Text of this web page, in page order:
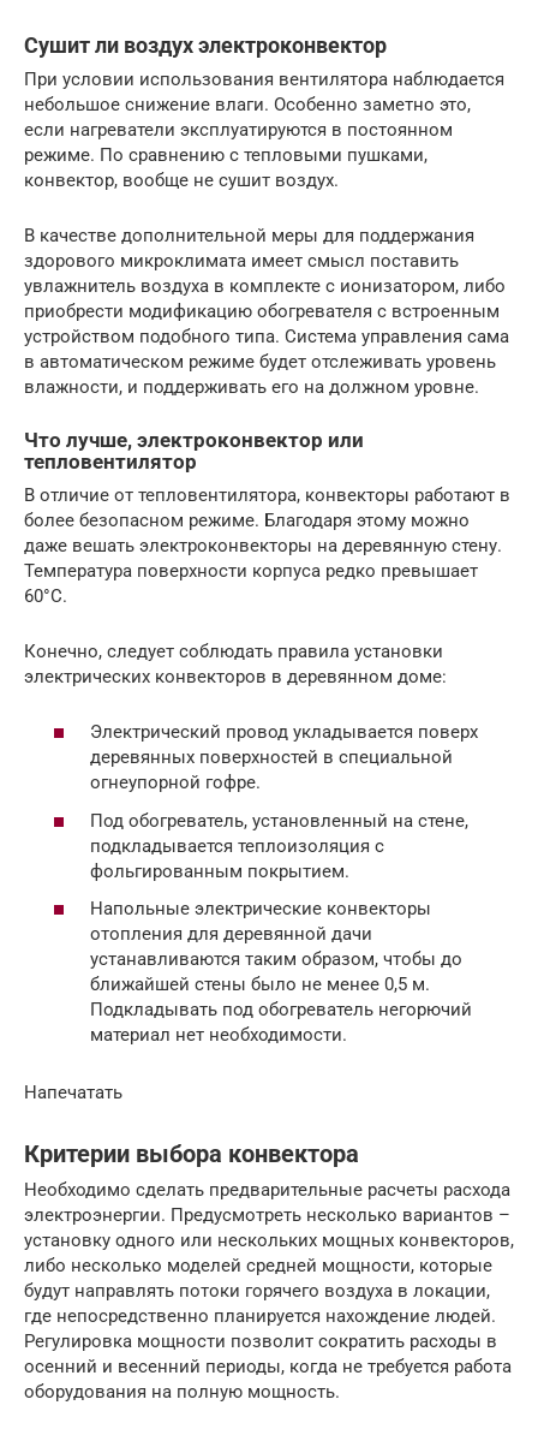
Сушит ли воздух электроконвектор
При условии использования вентилятора наблюдается
небольшое снижение влаги. Особенно заметно это,
если нагреватели эксплуатируются в постоянном
режиме. По сравнению с тепловыми пушками,
конвектор, вообще не сушит воздух.
В качестве дополнительной меры для поддержания
здорового микроклимата имеет смысл поставить
увлажнитель воздуха в комплекте с ионизатором, либо
приобрести модификацию обогревателя с встроенным
устройством подобного типа. Система управления сама
в автоматическом режиме будет отслеживать уровень
влажности, и поддерживать его на должном уровне.
Что лучше, электроконвектор или
тепловентилятор
В отличие от тепловентилятора, конвекторы работают в
более безопасном режиме. Благодаря этому можно
даже вешать электроконвекторы на деревянную стену.
Температура поверхности корпуса редко превышает
60°С.
Конечно, следует соблюдать правила установки
электрических конвекторов в деревянном доме:
Электрический провод укладывается поверх
деревянных поверхностей в специальной
огнеупорной гофре.
Под обогреватель, установленный на стене,
подкладывается теплоизоляция с
фольгированным покрытием.
Напольные электрические конвекторы
отопления для деревянной дачи
устанавливаются таким образом, чтобы до
ближайшей стены было не менее 0,5 м.
Подкладывать под обогреватель негорючий
материал нет необходимости.
Напечатать
Критерии выбора конвектора
Необходимо сделать предварительные расчеты расхода
электроэнергии. Предусмотреть несколько вариантов –
установку одного или нескольких мощных конвекторов,
либо несколько моделей средней мощности, которые
будут направлять потоки горячего воздуха в локации,
где непосредственно планируется нахождение людей.
Регулировка мощности позволит сократить расходы в
осенний и весенний периоды, когда не требуется работа
оборудования на полную мощность.